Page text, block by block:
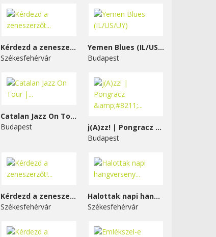
Kérdezd a zeneszerzőt...
Székesfehérvár
Yemen Blues (IL/US/UY)
Budapest
Catalan Jazz On Tour |...
Budapest
j(A)zz! | Pongracz &#8211;...
Budapest
Kérdezd a zeneszerzőt!...
Székesfehérvár
Halottak napi hangverseny...
Székesfehérvár